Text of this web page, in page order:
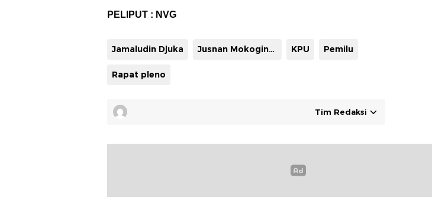
PELIPUT : NVG
Jamaludin Djuka Jusnan Mokoginta KPU Pemilu
Rapat pleno
Tim Redaksi